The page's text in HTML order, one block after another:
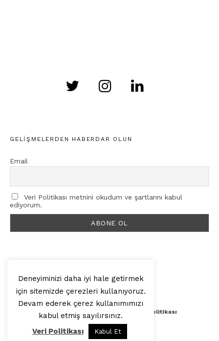
GELIŞMELERDEN HABERDAR OLUN
Email
Veri Politikası metnini okudum ve şartlarını kabul
ediyorum.
© 2025, Artilop
Künye Yazar Başvurusu Veri Politikası
Yukarı Çık
Deneyiminizi daha iyi hale getirmek
için sitemizde çerezleri kullanıyoruz.
Devam ederek çerez kullanımımızı
kabul etmiş sayılırsınız.
Veri Politikası
Kabul Et